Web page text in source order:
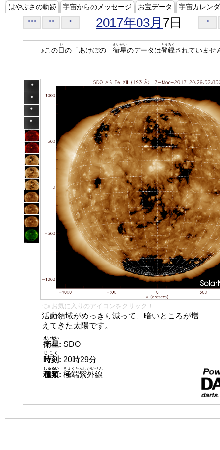
はやぶさの軌跡 宇宙からのメッセージ お宝データ 宇宙カレン
<<< << < 2017年03月 7日 >
♪この日
ひ
の「あけぼの」 衛星
えいせい
のデータは登録
とうろく
されていませ
👈 お気に入りのアイコンをクリック！
活動領域がめっきり減って、暗いところが増
えてきた太陽です。
衛星
えいせい
: SDO
時刻
じこく
: 20時29分
種類
しゅるい
: 極端紫外線
きょくたんしがいせん